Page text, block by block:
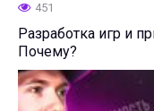
451
Разработка игр и
Почему?